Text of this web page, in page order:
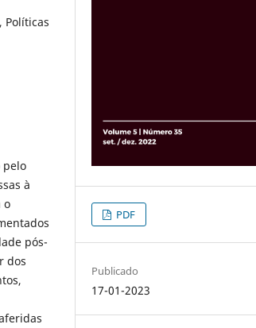
Políticas
pelo
à
o
pós-
dos
PDF
Publicado
17-01-2023